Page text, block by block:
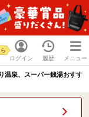
ログイン 履歴 メニュー
温泉、スーパー銭湯おすす